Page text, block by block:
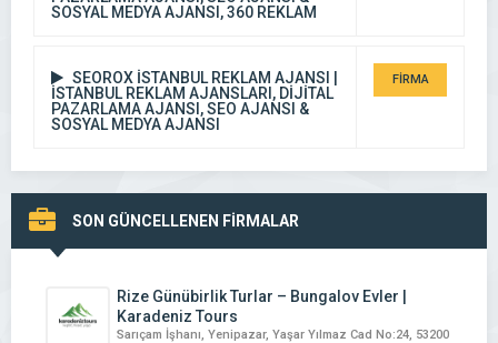
SOSYAL MEDYA AJANSI, 360 REKLAM
SEOROX İSTANBUL REKLAM AJANSI |
İSTANBUL REKLAM AJANSLARI, DİJİTAL
PAZARLAMA AJANSI, SEO AJANSI &
SOSYAL MEDYA AJANSI
FİRMA
SON GÜNCELLENEN FİRMALAR
Rize Günübirlik Turlar – Bungalov Evler |
Karadeniz Tours
Sarıçam İşhanı, Yenipazar, Yaşar Yılmaz Cad No:24, 53200